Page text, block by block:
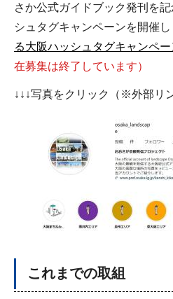
さか公式ガイドブック発刊を
シュタグキャンペーンを開催
る大阪ハッシュタグキャンペー
在募集は終了しています）
↓↓↓写真をクリック（※外部リ
これまでの取組